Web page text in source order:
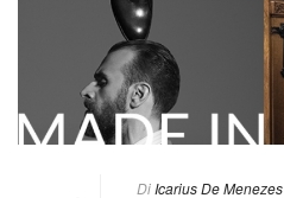
Di Icarius De Menezes